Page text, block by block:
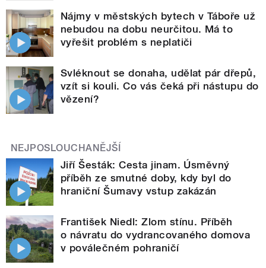
Nájmy v městských bytech v Táboře už
nebudou na dobu neurčitou. Má to
vyřešit problém s neplatiči
Svléknout se donaha, udělat pár dřepů,
vzít si kouli. Co vás čeká při nástupu do
vězení?
NEJPOSLOUCHANĚJŠÍ
Jiří Šesták: Cesta jinam. Úsměvný
příběh ze smutné doby, kdy byl do
hraniční Šumavy vstup zakázán
František Niedl: Zlom stínu. Příběh
o návratu do vydrancovaného domova
v poválečném pohraničí